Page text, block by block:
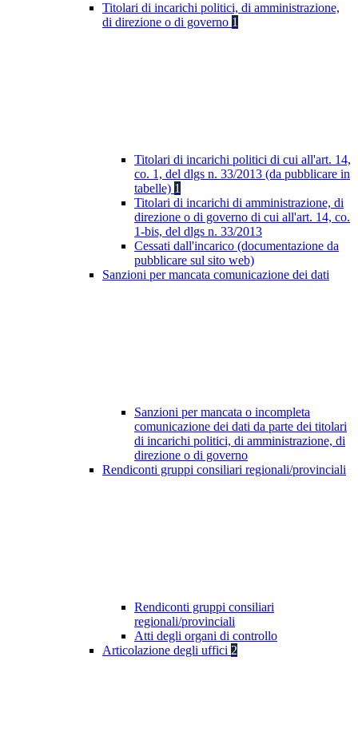
Titolari di incarichi politici, di amministrazione,
di direzione o di governo 1
Titolari di incarichi politici di cui all'art. 14,
co. 1, del dlgs n. 33/2013 (da pubblicare in
tabelle) 1
Titolari di incarichi di amministrazione, di
direzione o di governo di cui all'art. 14, co.
1-bis, del dlgs n. 33/2013
Cessati dall'incarico (documentazione da
pubblicare sul sito web)
Sanzioni per mancata comunicazione dei dati
Sanzioni per mancata o incompleta
comunicazione dei dati da parte dei titolari
di incarichi politici, di amministrazione, di
direzione o di governo
Rendiconti gruppi consiliari regionali/provinciali
Rendiconti gruppi consiliari
regionali/provinciali
Atti degli organi di controllo
Articolazione degli uffici 2